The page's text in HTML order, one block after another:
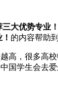
大优势专业！
的内容帮助
，很多高校
国学生会去